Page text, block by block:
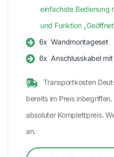
einfachste Bedienung
und Funktion
6x Wandmontageset
6x Anschlusskabel
Transportkosten
bereits im Preis
absoluter Komplettpreis.
an.